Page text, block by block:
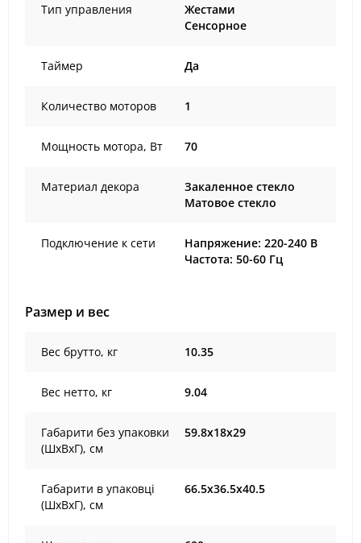
Тип управления
Жестами
Сенсорное
Таймер Да
Количество моторов 1
Мощность мотора, Вт 70
Материал декора
Закаленное стекло
Матовое стекло
Подключение к сети
Напряжение: 220-240 В
Частота: 50-60 Гц
Размер и вес
Вес брутто, кг 10.35
Вес нетто, кг 9.04
Габарити без упаковки
(ШхВхГ), cм
59.8х18х29
Габарити в упаковці
(ШхВхГ), cм
66.5х36.5х40.5